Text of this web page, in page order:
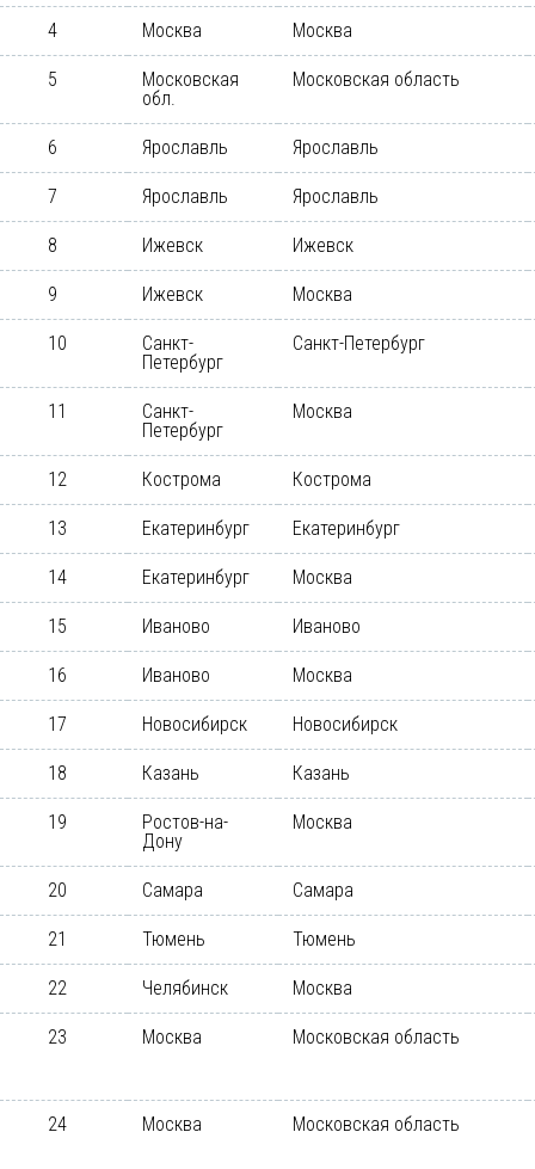
4 Москва Москва
5
Московская
обл.
Московская область
6 Ярославль Ярославль
7 Ярославль Ярославль
8 Ижевск Ижевск
9 Ижевск Москва
10
Санкт-
Петербург
Санкт-Петербург
11
Санкт-
Петербург
Москва
12 Кострома Кострома
13 Екатеринбург Екатеринбург
14 Екатеринбург Москва
15 Иваново Иваново
16 Иваново Москва
17 Новосибирск Новосибирск
18 Казань Казань
19
Ростов-на-
Дону
Москва
20 Самара Самара
21 Тюмень Тюмень
22 Челябинск Москва
23 Москва Московская область
24 Москва Московская область